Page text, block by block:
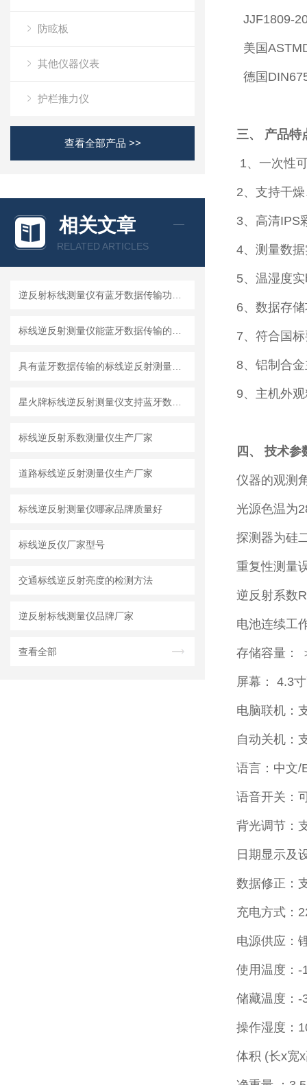
防眩板
其他仪器仪表
护栏推力仪
查看全部产品 >>
相关文章
RELATED ARTICLES
标线逆反射系数测量仪生产厂家
道路标线逆反射测量仪生产厂家
标线逆反射测量仪哪家品牌质量好
标线逆反仪厂家型号
交通标线逆反射亮度的检测方法
逆反射标线测量仪品牌厂家
查看全部
JJF1809-
美国
德国
三、 产品特
1、一次性
2、支持干
3、高清IPS
4、测量数
5、温湿度
6、数据存
7、符合国
8、铝制合
9、主机外
四、 技术参
仪器的观测
光源色温为
探测器为硅
重复性测量
逆反射系数
电池连续工
存储容量：
屏幕： 4.3
电脑联机：
自动关机：
语言：中文/
语音开关：
背光调节：
日期显示及
数据修正：
充电方式：
电源供应：
使用温度：-
储藏温度：-
操作湿度：
体积 (长x宽